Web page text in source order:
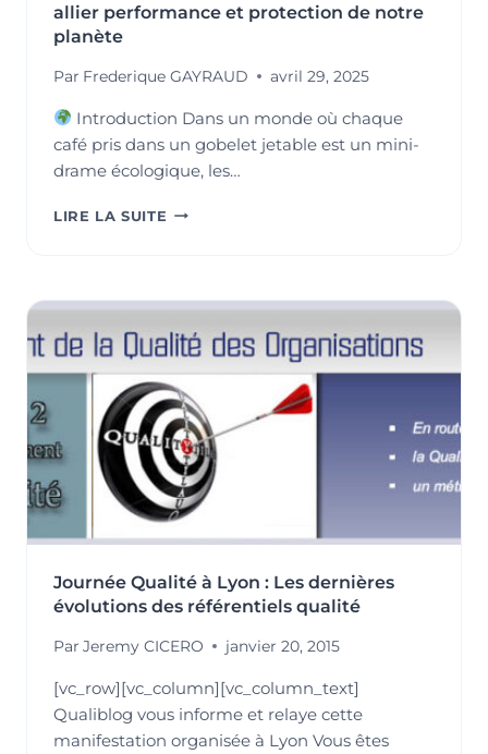
allier performance et protection de notre
planète
Par Frederique GAYRAUD avril 29, 2025
Introduction Dans un monde où chaque
café pris dans un gobelet jetable est un mini-
drame écologique, les…
LIRE LA SUITE
AUX
ENVIRONNEMENTAUX
UN
LEVIER
POUR
ALLIER
PERFORMANCE
ET
PROTECTION
DE
PLANÈTE
Journée Qualité à Lyon : Les dernières
évolutions des référentiels qualité
Par Jeremy CICERO janvier 20, 2015
[vc_row][vc_column][vc_column_text]
Qualiblog vous informe et relaye cette
manifestation organisée à Lyon Vous êtes